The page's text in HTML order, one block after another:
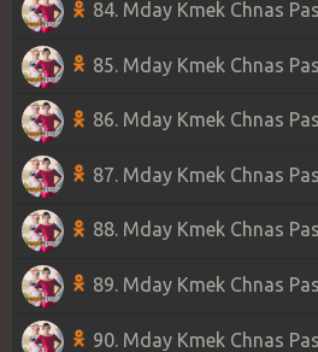
84. Mday Kmek Chnas
85. Mday Kmek Chnas
86. Mday Kmek Chnas
87. Mday Kmek Chnas
88. Mday Kmek Chnas
89. Mday Kmek Chnas
90. Mday Kmek Chnas